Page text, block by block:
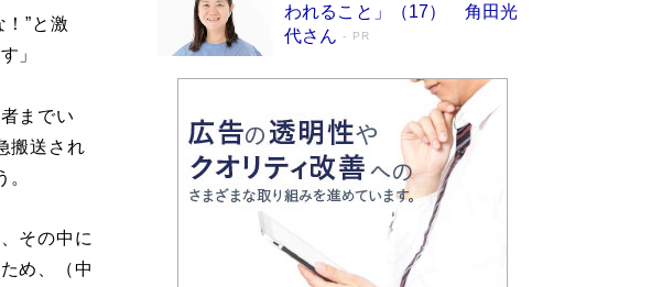
”と激
」
までい
搬送され
その中に
め、（中
われること」（17） 角田光
代さん
PR